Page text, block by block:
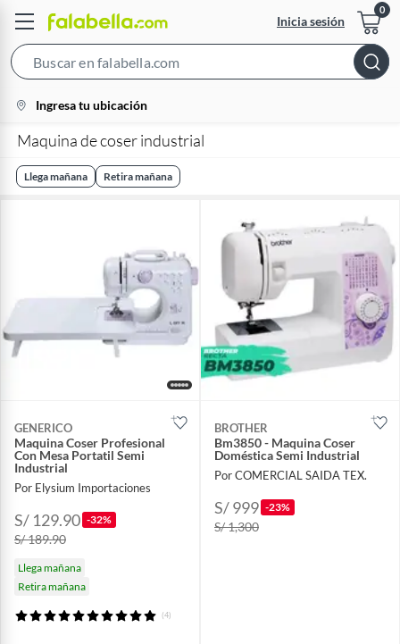
Inicia sesión
Bar
location-
icon
Ingresa tu ubicación
Maquina de coser industrial
Llega mañana Retira mañana
GENERICO
Maquina Coser Profesional
Con Mesa Portatil Semi
Industrial
Por Elysium Importaciones
S/ 129.90 -32%
S/ 189.90
Llega mañana
Retira mañana
(4)
BROTHER
Bm3850 - Maquina Coser
Doméstica Semi Industrial
Por COMERCIAL SAIDA TEX.
S/ 999 -23%
S/ 1,300